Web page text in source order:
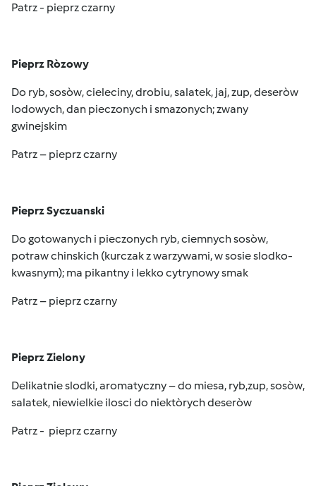
Patrz - pieprz czarny
Pieprz Ròzowy
Do ryb, sosòw, cieleciny, drobiu, salatek, jaj, zup, deseròw
lodowych, dan pieczonych i smazonych; zwany
gwinejskim
Patrz – pieprz czarny
Pieprz Syczuanski
Do gotowanych i pieczonych ryb, ciemnych sosòw,
potraw chinskich (kurczak z warzywami, w sosie slodko-
kwasnym); ma pikantny i lekko cytrynowy smak
Patrz – pieprz czarny
Pieprz Zielony
Delikatnie slodki, aromatyczny – do miesa, ryb,zup, sosòw,
salatek, niewielkie ilosci do niektòrych deseròw
Patrz - pieprz czarny